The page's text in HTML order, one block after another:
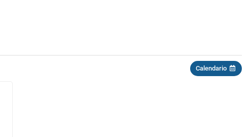
Calendario